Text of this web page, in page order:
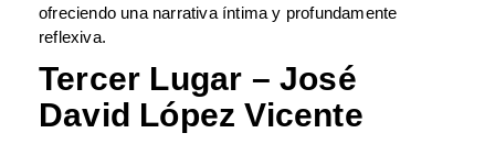
ofreciendo una narrativa íntima y profundamente
reflexiva.
Tercer Lugar – José
David López Vicente